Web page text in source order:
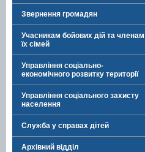
Звернення громадян
Учасникам бойових дій та членам
їх сімей
Управління соціально-
економічного розвитку території
Управління соціального захисту
населення
Служба у справах дітей
Архівний відділ